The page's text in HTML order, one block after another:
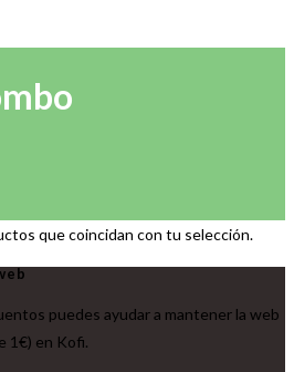
que coincidan con tu selección.
puedes ayudar a mantener la web
1€) en Kofi.